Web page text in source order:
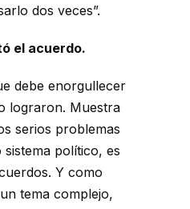
dos veces”.
el acuerdo.
debe enorgullecer
lograron. Muestra
serios problemas
político, es
Y como
tema complejo,